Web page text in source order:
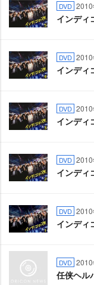
DVD
インディ
DVD
インディ
DVD
インディ
DVD
インディ
DVD
インディ
DVD
任侠ヘル